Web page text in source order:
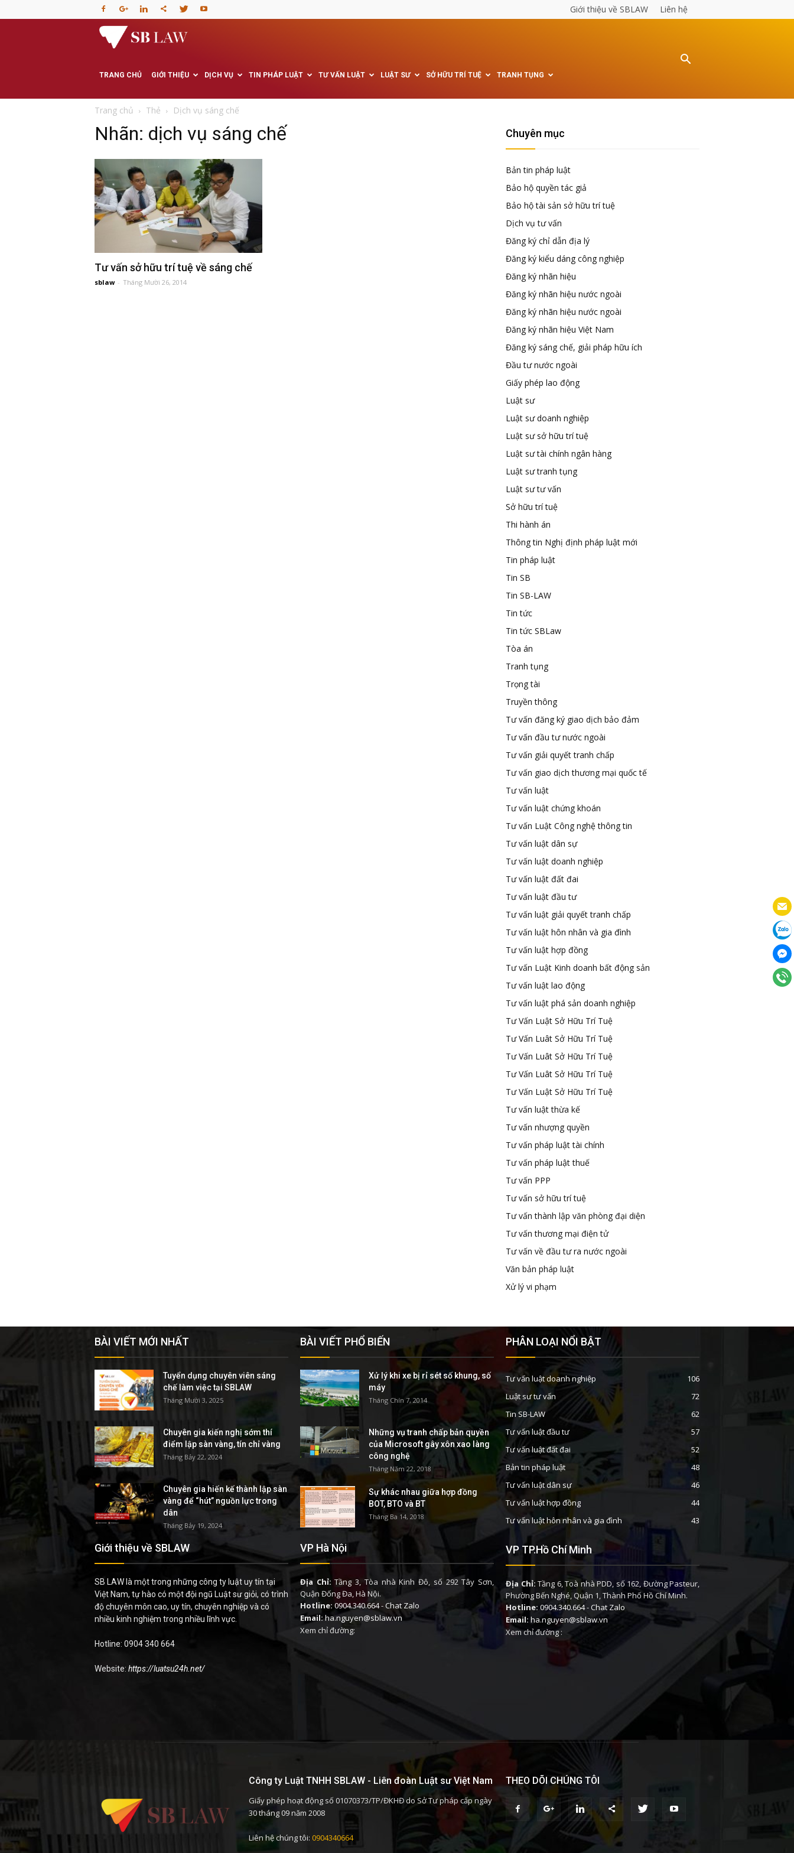
Giới thiệu về SBLAW Liên hệ
phòng
Luật
sư
–
Tư
vấn
TRANG CHỦ GIỚI THIỆU DỊCH VỤ TIN PHÁP LUẬT TƯ VẤN LUẬT LUẬT SƯ SỞ HỮU TRÍ TUỆ TRANH TỤNG
Trang chủ Thẻ Dịch vụ sáng chế
Nhãn: dịch vụ sáng chế
Tư vấn sở hữu trí tuệ về sáng chế
sblaw - Tháng Mười 26, 2014
Chuyên mục
Bản tin pháp luật
Bảo hộ quyền tác giả
Bảo hộ tài sản sở hữu trí tuệ
Dịch vụ tư vấn
Đăng ký chỉ dẫn địa lý
Đăng ký kiểu dáng công nghiệp
Đăng ký nhãn hiệu
Đăng ký nhãn hiệu nước ngoài
Đăng ký nhãn hiệu nước ngoài
Đăng ký nhãn hiệu Việt Nam
Đăng ký sáng chế, giải pháp hữu ích
Đầu tư nước ngoài
Giấy phép lao động
Luật sư
Luật sư doanh nghiệp
Luật sư sở hữu trí tuệ
Luật sư tài chính ngân hàng
Luật sư tranh tụng
Luật sư tư vấn
Sở hữu trí tuệ
Thi hành án
Thông tin Nghị định pháp luật mới
Tin pháp luật
Tin SB
Tin SB-LAW
Tin tức
Tin tức SBLaw
Tòa án
Tranh tụng
Trọng tài
Truyền thông
Tư vấn đăng ký giao dịch bảo đảm
Tư vấn đầu tư nước ngoài
Tư vấn giải quyết tranh chấp
Tư vấn giao dịch thương mại quốc tế
Tư vấn luật
Tư vấn luật chứng khoán
Tư vấn Luật Công nghệ thông tin
Tư vấn luật dân sự
Tư vấn luật doanh nghiệp
Tư vấn luật đất đai
Tư vấn luật đầu tư
Tư vấn luật giải quyết tranh chấp
Tư vấn luật hôn nhân và gia đình
Tư vấn luật hợp đồng
Tư vấn Luật Kinh doanh bất động sản
Tư vấn luật lao động
Tư vấn luật phá sản doanh nghiệp
Tư Vấn Luật Sở Hữu Trí Tuệ
Tư Vấn Luât Sở Hữu Trí Tuệ
Tư Vấn Luât Sở Hữu Trí Tuệ
Tư Vấn Luât Sở Hữu Trí Tuệ
Tư Vấn Luật Sở Hữu Trí Tuệ
Tư vấn luật thừa kế
Tư vấn nhượng quyền
Tư vấn pháp luật tài chính
Tư vấn pháp luật thuế
Tư vấn PPP
Tư vấn sở hữu trí tuệ
Tư vấn thành lập văn phòng đại diện
Tư vấn thương mại điện tử
Tư vấn về đầu tư ra nước ngoài
Văn bản pháp luật
Xử lý vi phạm
BÀI VIẾT MỚI NHẤT
Tuyển dụng chuyên viên sáng
chế làm việc tại SBLAW
Tháng Mười 3, 2025
Chuyên gia kiến nghị sớm thí
điểm lập sàn vàng, tín chỉ vàng
Tháng Bảy 22, 2024
Chuyên gia hiến kế thành lập sàn
vàng để “hút” nguồn lực trong
dân
Tháng Bảy 19, 2024
Giới thiệu về SBLAW
SB LAW là một trong những công ty luật uy tín tại
Việt Nam, tự hào có một đội ngũ Luật sư giỏi, có trình
độ chuyên môn cao, uy tín, chuyên nghiệp và có
nhiều kinh nghiệm trong nhiều lĩnh vực.
Hotline: 0904 340 664
Website: https://luatsu24h.net/
BÀI VIẾT PHỔ BIẾN
Xử lý khi xe bị rỉ sét số khung, số
máy
Tháng Chín 7, 2014
Những vụ tranh chấp bản quyền
của Microsoft gây xôn xao làng
công nghệ
Tháng Năm 22, 2018
Sự khác nhau giữa hợp đồng
BOT, BTO và BT
Tháng Ba 14, 2018
VP Hà Nội
Địa Chỉ: Tầng 3, Tòa nhà Kinh Đô, số 292 Tây Sơn,
Quận Đống Đa, Hà Nội.
Hotline: 0904.340.664-Chat Zalo
Email:ha.nguyen@sblaw.vn
Xem chỉ đường:
PHÂN LOẠI NỔI BẬT
Tư vấn luật doanh nghiệp
106
Luật sư tư vấn
72
Tin SB-LAW
62
Tư vấn luật đầu tư
57
Tư vấn luật đất đai
52
Bản tin pháp luật
48
Tư vấn luật dân sự
46
Tư vấn luật hợp đồng
44
Tư vấn luật hôn nhân và gia đình
43
VP TP.Hồ Chí Minh
Địa Chỉ: Tầng 6, Toà nhà PDD, số 162, Đường Pasteur,
Phường Bến Nghé, Quận 1, Thành Phố Hồ Chí Minh.
Hotline: 0904.340.664-Chat Zalo
Email: ha.nguyen@sblaw.vn
Xem chỉ đường :
Công ty Luật TNHH SBLAW - Liên đoàn Luật sư Việt Nam
Giấy phép hoạt động số 01070373/TP/ĐKHĐ do Sở Tư pháp cấp ngày
30 tháng 09 năm 2008
Liên hệ chúng tôi: 0904340664
THEO DÕI CHÚNG TÔI